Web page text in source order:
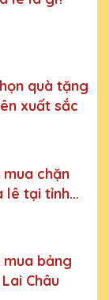
sản xuất
một thị
có sẵn,
cung cấp tới
xi lót lụa
tăng thêm
tinh tế,
to lớn:
quà tặng
xuất sắc
chặn
lê tại tỉnh
bảng
Châu